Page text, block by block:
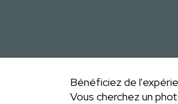
Bénéficiez de
Vous cherchez un